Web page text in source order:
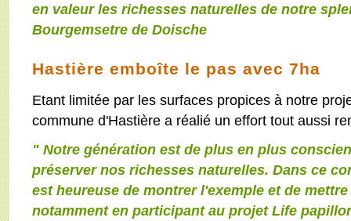
en valeur les richesses naturelles de notre
Bourgemsetre de Doische
Hastière emboîte le pas avec 7ha
Etant limitée par les surfaces propices à notre
commune d'Hastière a réalié un effort tout aussi
" Notre génération est de plus en plus
préserver nos richesses naturelles. Dans ce
est heureuse de montrer l'exemple et de
notamment en participant au projet Life